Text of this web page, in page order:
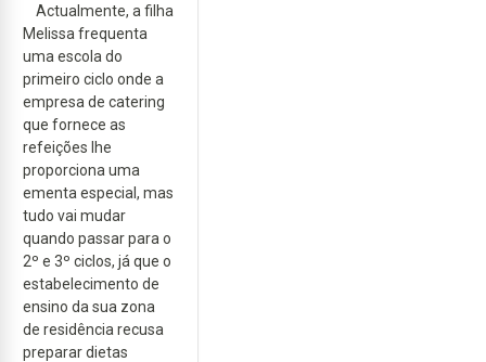
Actualmente, a filha
Melissa frequenta
uma escola do
primeiro ciclo onde a
empresa de catering
que fornece as
refeições lhe
proporciona uma
ementa especial, mas
tudo vai mudar
quando passar para o
2º e 3º ciclos, já que o
estabelecimento de
ensino da sua zona
de residência recusa
preparar dietas